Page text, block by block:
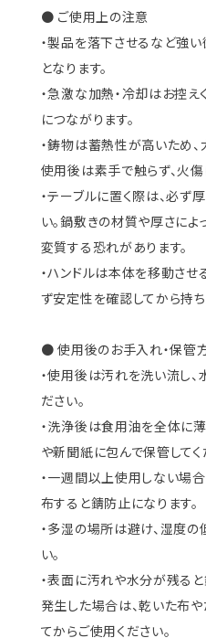
● ご使用上の注意
・製品を落下させるなど強
となります。
・急激な加熱・冷却はお控え
につながります。
・鋳物は蓄熱性が高いため
使用後は素手で触らず、火傷
・テーブルに置く際は、必ず
い。鍋敷きの材質や厚さによ
変質する恐れがあります。
・ハンドルは本体を移動させ
ず安定性を確認してから持ち
● 使用後のお手入れ・保管
・使用後は汚れを洗い流し、
ださい。
・洗浄後は食用油を全体に
や新聞紙に包んで保管してく
・一週間以上使用しない場
布すると錆防止になります。
・多湿の場所は避け、湿度の
い。
・表面に汚れや水分が残る
発生した場合は、乾いた布
てからご使用ください。